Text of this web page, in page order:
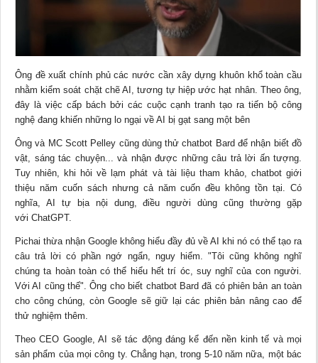
Ông đề xuất chính phủ các nước cần xây dựng khuôn khổ toàn cầu
nhằm kiểm soát chặt chẽ AI, tương tự hiệp ước hạt nhân. Theo ông,
đây là việc cấp bách bởi các cuộc cạnh tranh tạo ra tiến bộ công
nghệ đang khiến những lo ngại về AI bị gạt sang một bên
Ông và MC Scott Pelley cũng dùng thử chatbot Bard để nhận biết đồ
vật, sáng tác chuyện... và nhận được những câu trả lời ấn tượng.
Tuy nhiên, khi hỏi về lạm phát và tài liệu tham khảo, chatbot giới
thiệu năm cuốn sách nhưng cả năm cuốn đều không tồn tại. Có
nghĩa, AI tự bịa nội dung, điều người dùng cũng thường gặp
với ChatGPT.
Pichai thừa nhận Google không hiểu đầy đủ về AI khi nó có thể tạo ra
câu trả lời có phần ngớ ngẩn, nguy hiểm. "Tôi cũng không nghĩ
chúng ta hoàn toàn có thể hiểu hết trí óc, suy nghĩ của con người.
Với AI cũng thế". Ông cho biết chatbot Bard đã có phiên bản an toàn
cho công chúng, còn Google sẽ giữ lại các phiên bản nâng cao để
thử nghiệm thêm.
Theo CEO Google, AI sẽ tác động đáng kể đến nền kinh tế và mọi
sản phẩm của mọi công ty. Chẳng hạn, trong 5-10 năm nữa, một bác